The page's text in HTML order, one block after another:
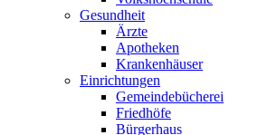
Gesundheit
Ärzte
Apotheken
Krankenhäuser
Einrichtungen
Gemeindebücherei
Friedhöfe
Bürgerhaus